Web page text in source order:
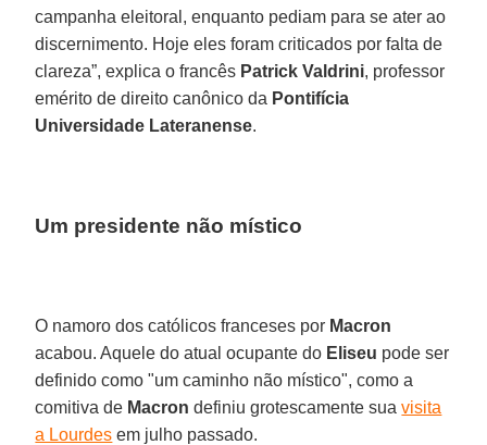
campanha eleitoral, enquanto pediam para se ater ao
discernimento. Hoje eles foram criticados por falta de
clareza”, explica o francês Patrick Valdrini, professor
emérito de direito canônico da Pontifícia
Universidade Lateranense.
Um presidente não místico
O namoro dos católicos franceses por Macron
acabou. Aquele do atual ocupante do Eliseu pode ser
definido como "um caminho não místico", como a
comitiva de Macron definiu grotescamente suavisita
a Lourdes em julho passado.